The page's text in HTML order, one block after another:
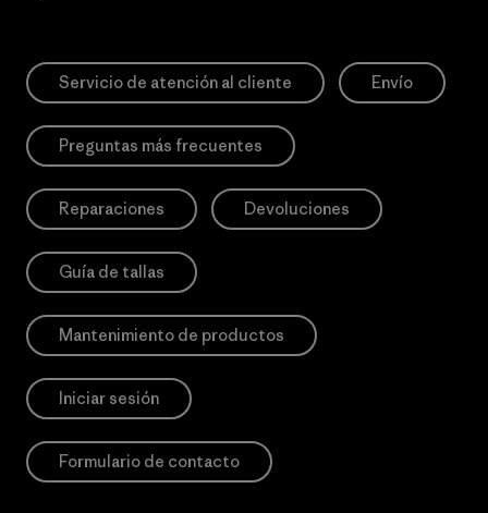
Servicio de atención al cliente Envío
Preguntas más frecuentes
Reparaciones Devoluciones
Guía de tallas
Mantenimiento de productos
Iniciar sesión
Formulario de contacto